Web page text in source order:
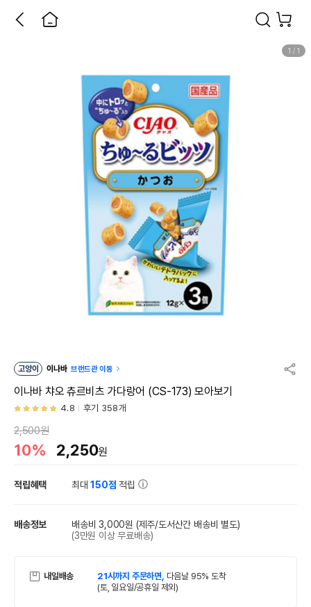
1 / 1
고양이 이나바 브랜드관 이동
이나바 챠오 츄르비츠 가다랑어 (CS-173) 모아보기
4.8 후기 358개
2,500원
10% 2,250원
적립혜택 최대150점 적립
배송정보 배송비 3,000원 (제주/도서산간 배송비 별도)
(3만원 이상 무료배송)
내일배송 21시까지 주문하면, 다음날 95% 도착
(토, 일요일/공휴일 제외)